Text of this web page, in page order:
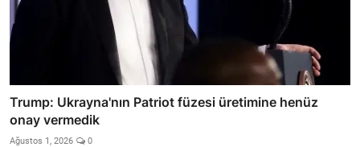
Trump: Ukrayna'nın Patriot füzesi üretimine henüz
onay vermedik
Ağustos 1, 2026 0